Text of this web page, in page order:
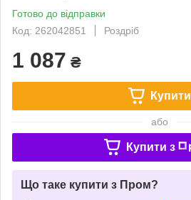
Готово до відправки
Код: 262042851
Роздріб
1 087 ₴
Купити
або
Купити з
Що таке купити з Пром?